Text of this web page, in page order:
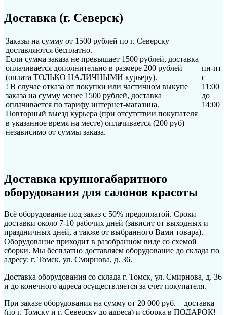
Доставка (г. Северск)
Заказы на сумму от 1500 рублей по г. Северску
доставляются бесплатно.
Если сумма заказа не превышает 1500 рублей, доставка
оплачивается дополнительно в размере 200 рублей
(оплата ТОЛЬКО НАЛИЧНЫМИ курьеру).
! В случае отказа от покупки или частичном выкупе
заказа на сумму менее 1500 рублей, доставка
оплачивается по тарифу интернет-магазина.
Повторный выезд курьера (при отсутствии покупателя
в указанное время на месте) оплачивается (200 руб)
независимо от суммы заказа.
пн-пт
с
11:00
до
14:00
Доставка крупногабаритного
оборудования для салонов красоты
Всё оборудование под заказ с 50% предоплатой. Сроки
доставки около 7-10 рабочих дней (зависит от выходных и
праздничных дней, а также от выбранного Вами товара).
Оборудование приходит в разобранном виде со схемой
сборки. Мы бесплатно доставляем оборудование до склада по
адресу: г. Томск, ул. Смирнова, д. 36.
Доставка оборудования со склада г. Томск, ул. Смирнова, д. 36
и до конечного адреса осуществляется за счет покупателя.
При заказе оборудования на сумму от 20 000 руб. – доставка
(по г. Томску и г. Северску до адреса) и сборка в ПОДАРОК!